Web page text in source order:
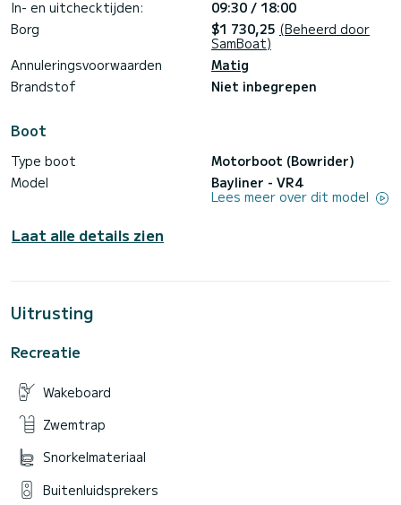
• Zwemtrap
• USB-aansluiting + ingebouwde luidsprekers
• Zonnetent (bimini)
Inbegrepen uitrusting
• Masker
(volwassen reddingsvesten + reddingsvesten voor kinderen
In- en uitchecktijden:
09:30 / 18:00
Borg
$1 730,25 (Beheerd door
SamBoat)
Annuleringsvoorwaarden
Matig
Brandstof
Niet inbegrepen
Boot
Type boot
Motorboot (Bowrider)
Model
Bayliner - VR4
Lees meer over dit model
Laat alle details zien
Uitrusting
Recreatie
Wakeboard
Zwemtrap
Snorkelmateriaal
Buitenluidsprekers